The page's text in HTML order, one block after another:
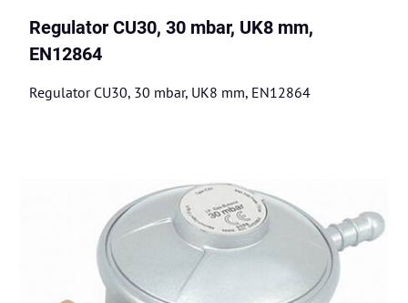
Regulator CU30, 30 mbar, UK8 mm,
EN12864
Regulator CU30, 30 mbar, UK8 mm, EN12864